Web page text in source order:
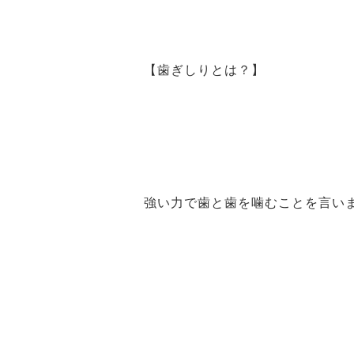
【歯ぎしりとは？】
強い力で歯と歯を噛むことを言い